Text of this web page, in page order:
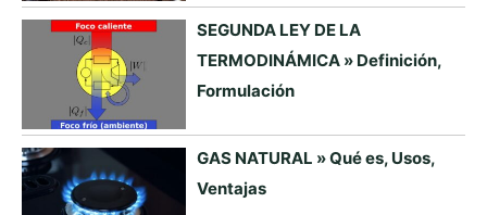
SEGUNDA LEY DE LA
TERMODINÁMICA » Definición,
Formulación
GAS NATURAL » Qué es, Usos,
Ventajas